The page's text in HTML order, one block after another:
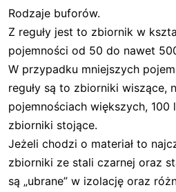
Rodzaje buforów.
Z reguły jest to zbiornik w
pojemności od 50 do nawet
W przypadku mniejszych
reguły są to zbiorniki wiszące,
pojemnościach większych,
zbiorniki stojące.
Jeżeli chodzi o materiał to
zbiorniki ze stali czarnej oraz
są „ubrane” w izolację oraz